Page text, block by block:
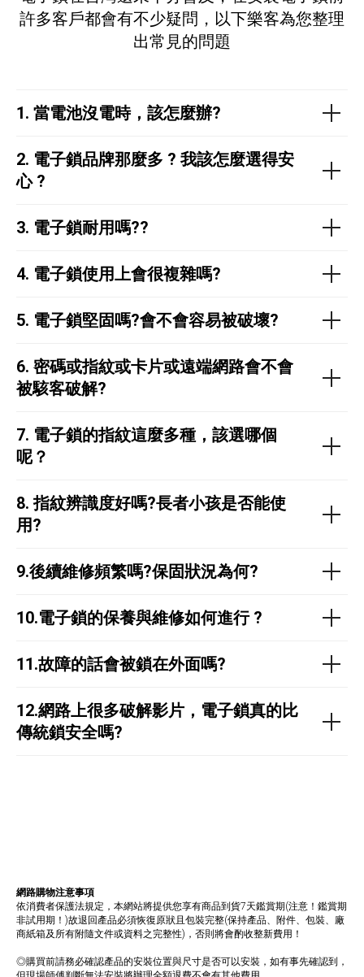
許多客戶都會有不少疑問，以下樂客為您整理
出常見的問題
1. 當電池沒電時，該怎麼辦?
2. 電子鎖品牌那麼多 ? 我該怎麼選得安
心 ?
3. 電子鎖耐用嗎??
4. 電子鎖使用上會很複雜嗎?
5. 電子鎖堅固嗎?會不會容易被破壞?
6.密碼或指紋或卡片或遠端網路會不會
被駭客破解?
7. 電子鎖的指紋這麼多種，該選哪個
呢？
8. 指紋辨識度好嗎?長者小孩是否能使
用?
9.後續維修頻繁嗎?保固狀況為何?
10.電子鎖的保養與維修如何進行 ?
11.故障的話會被鎖在外面嗎?
12.網路上很多破解影片，電子鎖真的比
傳統鎖安全嗎?
網路購物注意事項
依消費者保護法規定，本網站將提供您享有商品到貨7天鑑賞期(注意！鑑賞期
非試用期！)故退回產品必須恢復原狀且包裝完整(保持產品、附件、包裝、廠
商紙箱及所有附隨文件或資料之完整性)，否則將會酌收整新費用！
◎購買前請務必確認產品的安裝位置與尺寸是否可以安裝，如有事先確認到，